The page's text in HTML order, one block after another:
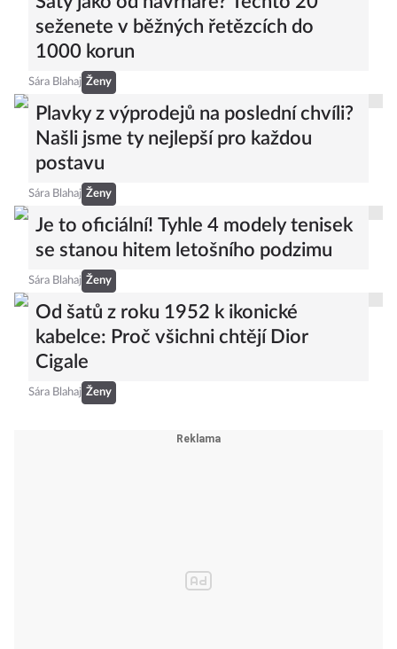
seženete v běžných řetězcích do
1000 korun
Sára Blahaj Ženy
Plavky z výprodejů na poslední chvíli?
Našli jsme ty nejlepší pro každou
postavu
Sára Blahaj Ženy
Je to oficiální! Tyhle 4 modely tenisek
se stanou hitem letošního podzimu
Sára Blahaj Ženy
Od šatů z roku 1952 k ikonické
kabelce: Proč všichni chtějí Dior
Cigale
Sára Blahaj Ženy